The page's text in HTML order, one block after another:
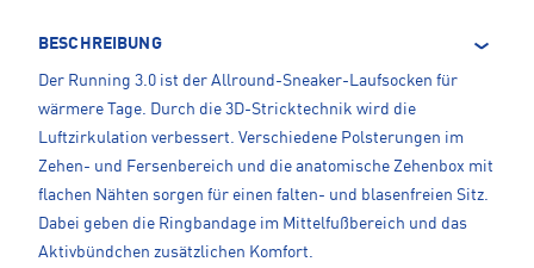
BESCHREIBUNG
Der Running 3.0 ist der Allround-Sneaker-Laufsocken für
wärmere Tage. Durch die 3D-Stricktechnik wird die
Luftzirkulation verbessert. Verschiedene Polsterungen im
Zehen- und Fersenbereich und die anatomische Zehenbox mit
flachen Nähten sorgen für einen falten- und blasenfreien Sitz.
Dabei geben die Ringbandage im Mittelfußbereich und das
Aktivbündchen zusätzlichen Komfort.